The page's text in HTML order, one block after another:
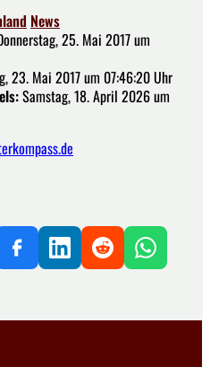
News
25. Mai 2017 um
23. Mai 2017 um 07:46:20 Uhr
Samstag, 18. April 2026 um